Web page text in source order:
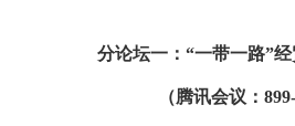
分论坛一： “一带一路”经
（腾讯会议：